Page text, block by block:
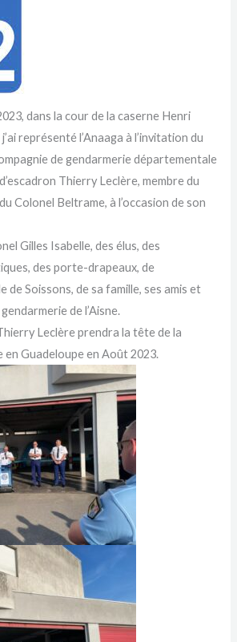
dans la cour de la caserne Henri
représenté l’Anaaga à l’invitation du
de gendarmerie départementale
Thierry Leclère, membre du
Colonel Beltrame, à l’occasion de son
Gilles Isabelle, des élus, des
des porte-drapeaux, de
de Soissons, de sa famille, ses amis et
de l’Aisne.
Leclère prendra la tête de la
en Guadeloupe en Août 2023.